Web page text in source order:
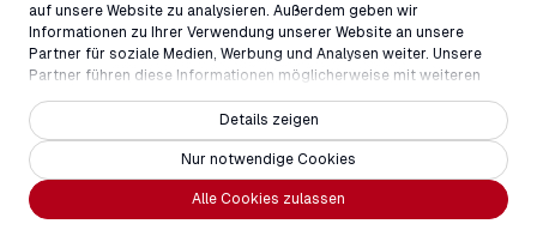
auf unsere Website zu analysieren. Außerdem geben wir
Informationen zu Ihrer Verwendung unserer Website an unsere
Partner für soziale Medien, Werbung und Analysen weiter. Unsere
Partner führen diese Informationen möglicherweise mit weiteren
Daten zusammen, die Sie ihnen bereitgestellt haben oder die sie im
Rahmen Ihrer Nutzung der Dienste gesammelt haben.
Alle Cookies zulassen
Nur notwendige Cookies
Details zeigen